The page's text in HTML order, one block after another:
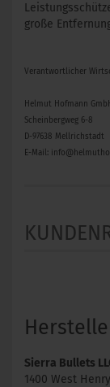
große
Verantwortlicher
Helmut Hofmann
Scheinbergweg 6-8
D-97638 Mellrichstadt
E-Mail:
Sierra Bullets
1400 West